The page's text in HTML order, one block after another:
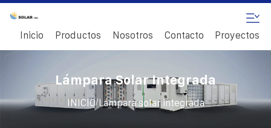
Inicio Productos Nosotros Contacto Proyectos
Lámpara Solar Integrada
INICIO/ Lámpara solar integrada